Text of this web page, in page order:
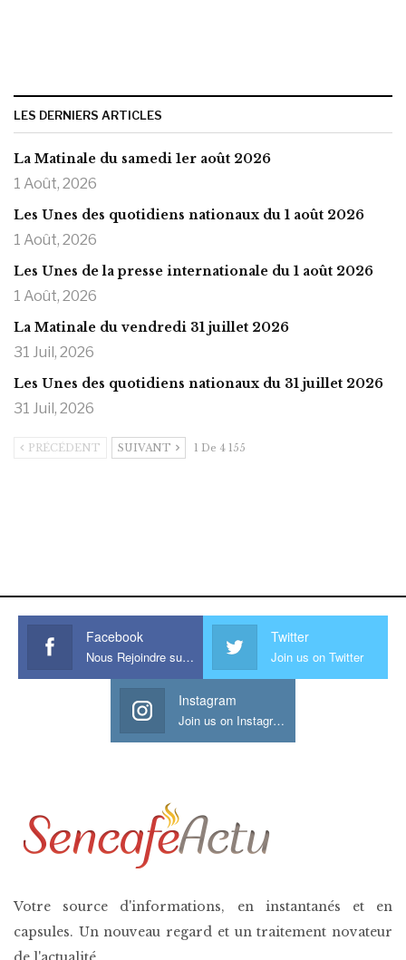
LES DERNIERS ARTICLES
La Matinale du samedi 1er août 2026
1 Août, 2026
Les Unes des quotidiens nationaux du 1 août 2026
1 Août, 2026
Les Unes de la presse internationale du 1 août 2026
1 Août, 2026
La Matinale du vendredi 31 juillet 2026
31 Juil, 2026
Les Unes des quotidiens nationaux du 31 juillet 2026
31 Juil, 2026
PRÉCÉDENT SUIVANT 1 De 4 155
Facebook
Nous Rejoindre sur Facebook
Twitter
Join us on Twitter
Instagram
Join us on Instagram
Votre source d'informations, en instantanés et en
capsules. Un nouveau regard et un traitement novateur